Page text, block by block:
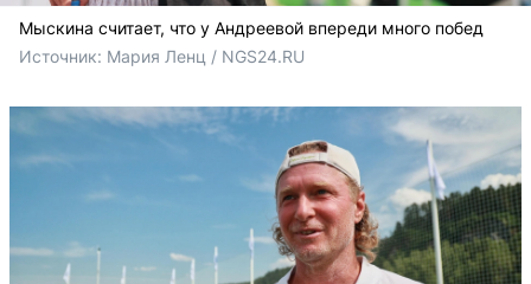
Мыскина считает, что у Андреевой впереди много побед
Источник: Мария Ленц / NGS24.RU